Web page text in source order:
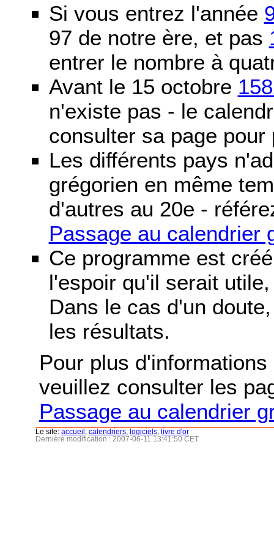
Si vous entrez l'année
97 de notre ère, et pas
entrer le nombre à
Avant le 15 octobre
n'existe pas - le
consulter sa page pour
Les différents pays
grégorien en même
d'autres au 20e -
Passage au calendrier
Ce programme est
l'espoir qu'il serait
Dans le cas d'un
les résultats.
Pour plus
veuillez consulter les
Passage au calendrier
Le site: accueil calendriers logiciels
livre d'or
Dernière modification : 2007-06-11 13:41:50 CET